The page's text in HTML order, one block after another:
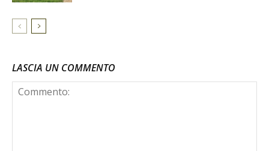
LASCIA UN COMMENTO